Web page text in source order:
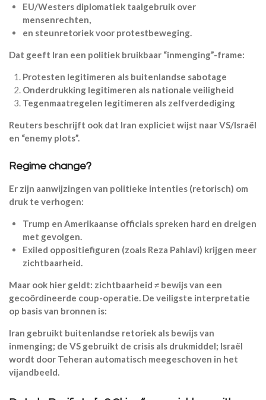
EU/Westers diplomatiek taalgebruik over
mensenrechten,
en steunretoriek voor protestbeweging.
Dat geeft Iran een politiek bruikbaar “inmenging”-frame:
Protesten legitimeren als buitenlandse sabotage
Onderdrukking legitimeren als nationale veiligheid
Tegenmaatregelen legitimeren als zelfverdediging
Reuters beschrijft ook dat Iran expliciet wijst naar VS/Israël
en “enemy plots”.
Regime change?
Er zijn aanwijzingen van politieke intenties (retorisch) om
druk te verhogen:
Trump en Amerikaanse officials spreken hard en dreigen
met gevolgen.
Exiled oppositiefiguren (zoals Reza Pahlavi) krijgen meer
zichtbaarheid.
Maar ook hier geldt: zichtbaarheid ≠ bewijs van een
gecoördineerde coup-operatie. De veiligste interpretatie
op basis van bronnen is:
Iran gebruikt buitenlandse retoriek als bewijs van
inmenging; de VS gebruikt de crisis als drukmiddel; Israël
wordt door Teheran automatisch meegeschoven in het
vijandbeeld.